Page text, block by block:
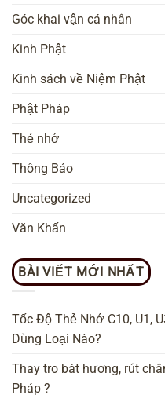
Góc khai vận cá nhân
Kinh Phật
Kinh sách về Niệm Phật
Phật Pháp
Thẻ nhớ
Thông Báo
Uncategorized
Văn Khấn
BÀI VIẾT MỚI NHẤT
Tốc Độ Thẻ Nhớ C10, U1,
Dùng Loại Nào?
Thay tro bát hương, rút
Pháp ?